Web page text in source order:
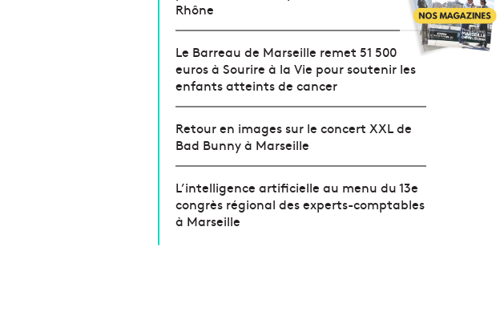
Rhône
Le Barreau de Marseille remet 51 500
euros à Sourire à la Vie pour soutenir les
enfants atteints de cancer
Retour en images sur le concert XXL de
Bad Bunny à Marseille
L’intelligence artificielle au menu du 13e
congrès régional des experts-comptables
à Marseille